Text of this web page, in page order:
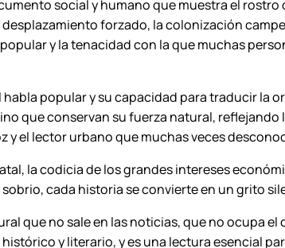
a
v
c
a
n
t
a
d
social y humano que muestra el
forzado, la colonización
y la tenacidad con la que muchas
popular y su capacidad para traducir la
que conservan su fuerza natural,
el lector urbano que muchas veces
la codicia de los grandes intereses
cada historia se convierte en un grito
que no sale en las noticias, que no ocupa
y literario, y es una lectura esencial